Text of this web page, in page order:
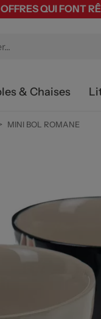
QUI FONT
& Chaises
MINI BOL ROMANE